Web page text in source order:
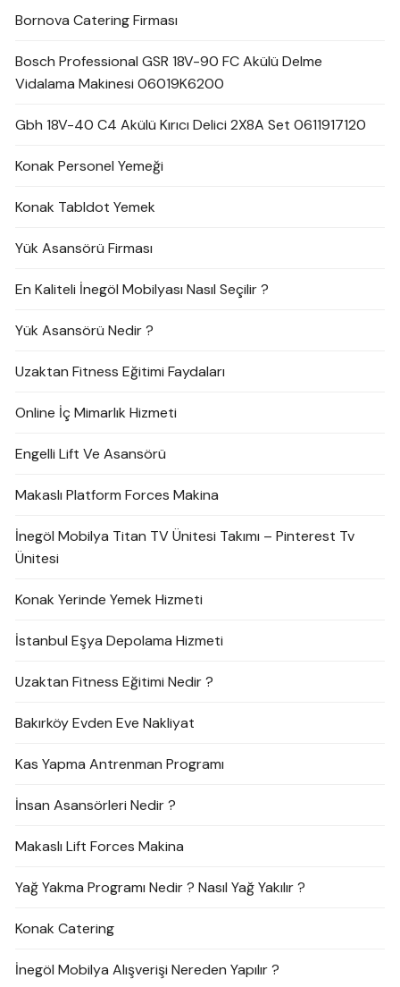
Bornova Catering Firması
Bosch Professional GSR 18V-90 FC Akülü Delme
Vidalama Makinesi 06019K6200
Gbh 18V-40 C4 Akülü Kırıcı Delici 2X8A Set 0611917120
Konak Personel Yemeği
Konak Tabldot Yemek
Yük Asansörü Firması
En Kaliteli İnegöl Mobilyası Nasıl Seçilir ?
Yük Asansörü Nedir ?
Uzaktan Fitness Eğitimi Faydaları
Online İç Mimarlık Hizmeti
Engelli Lift Ve Asansörü
Makaslı Platform Forces Makina
İnegöl Mobilya Titan TV Ünitesi Takımı – Pinterest Tv
Ünitesi
Konak Yerinde Yemek Hizmeti
İstanbul Eşya Depolama Hizmeti
Uzaktan Fitness Eğitimi Nedir ?
Bakırköy Evden Eve Nakliyat
Kas Yapma Antrenman Programı
İnsan Asansörleri Nedir ?
Makaslı Lift Forces Makina
Yağ Yakma Programı Nedir ? Nasıl Yağ Yakılır ?
Konak Catering
İnegöl Mobilya Alışverişi Nereden Yapılır ?